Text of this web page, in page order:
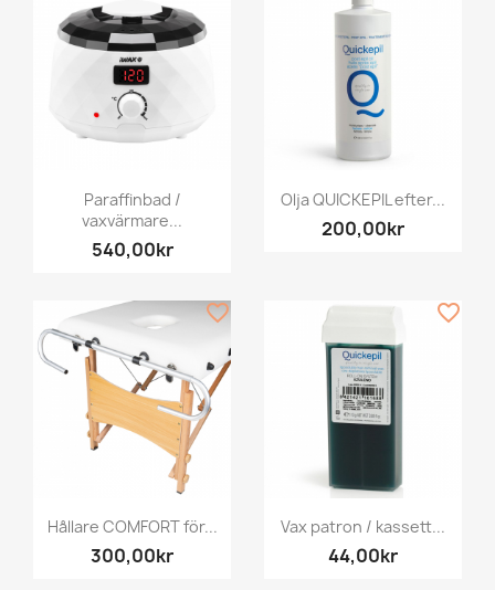
Paraffinbad /
vaxvärmare...
540,00kr
Olja QUICKEPIL efter...
200,00kr
Hållare COMFORT för...
300,00kr
favorite_border
Vax patron / kassett...
44,00kr
favorite_border